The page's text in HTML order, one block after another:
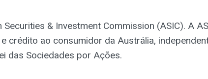
& Investment Commission (ASIC). A
crédito ao consumidor da Austrália,
das Sociedades por Ações.